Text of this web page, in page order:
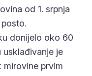
od 1. srpnja
donijelo oko 60
usklađivanje je
mirovine prvim